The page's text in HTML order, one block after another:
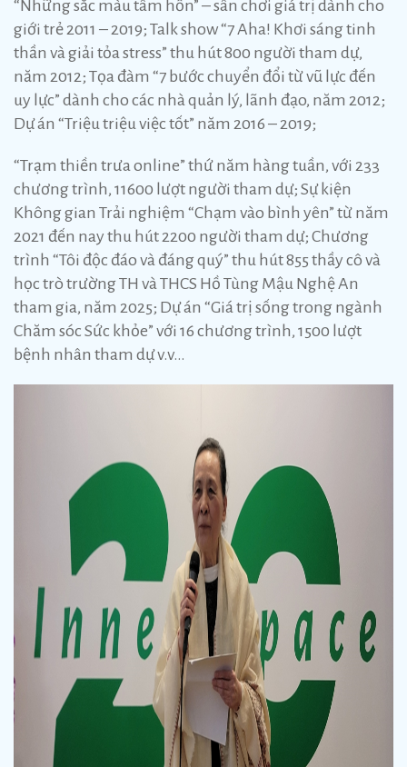
“Những sắc màu tâm hồn” – sân chơi giá trị dành cho
giới trẻ 2011 – 2019; Talk show “7 Aha! Khơi sáng tinh
thần và giải tỏa stress” thu hút 800 người tham dự,
năm 2012; Tọa đàm “7 bước chuyển đổi từ vũ lực đến
uy lực” dành cho các nhà quản lý, lãnh đạo, năm 2012;
Dự án “Triệu triệu việc tốt” năm 2016 – 2019;
“Trạm thiền trưa online” thứ năm hàng tuần, với 233
chương trình, 11600 lượt người tham dự; Sự kiện
Không gian Trải nghiệm “Chạm vào bình yên” từ năm
2021 đến nay thu hút 2200 người tham dự; Chương
trình “Tôi độc đáo và đáng quý” thu hút 855 thầy cô và
học trò trường TH và THCS Hồ Tùng Mậu Nghệ An
tham gia, năm 2025; Dự án “Giá trị sống trong ngành
Chăm sóc Sức khỏe” với 16 chương trình, 1500 lượt
bệnh nhân tham dự v.v…